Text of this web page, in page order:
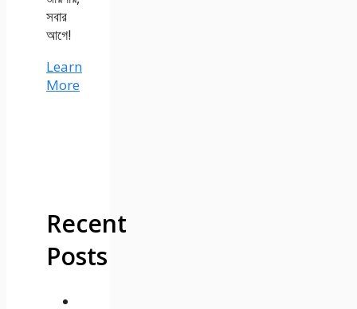
সবার
আগে!
Learn
More
Recent
Posts